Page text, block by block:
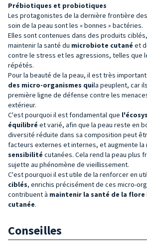
Prébiotiques et probiotiques
Les protagonistes de la dernière frontière
soin de la peau sont les « bonnes » bactéries.
Elles sont contenues dans des produits
maintenir la santé du microbiote cutané et
contre le stress et les agressions, telles que
répétés.
Pour la beauté de la peau, il est très
des micro-organismes quila peuplent, car
première ligne de défense contre les
extérieur.
C'est pourquoi il est fondamental que
équilibré et varié, afin que la peau reste en
diversité réduite dans sa composition peut
facteurs externes et internes, et augmente la
sensibilité cutanées. Cela rend la peau plus
sujette au phénomène de vieillissement.
C'est pourquoi il est utile de la renforcer en
ciblés, enrichis précisément de ces micro-
contribuent à maintenir la santé de la
cutanée.
Conseilles